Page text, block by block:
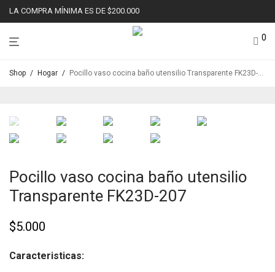
LA COMPRA MÍNIMA ES DE $200.000
0
Shop / Hogar / Pocillo vaso cocina baño utensilio Transparente FK23D-207
Pocillo vaso cocina baño utensilio
Transparente FK23D-207
$5.000
Caracteristicas: